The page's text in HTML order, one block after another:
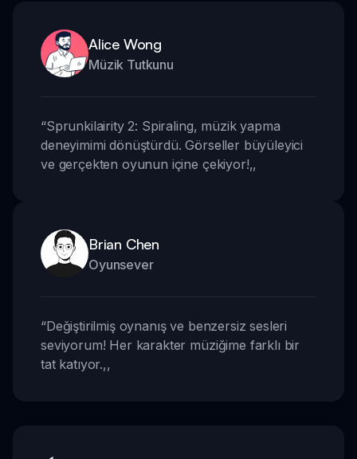
Alice Wong
Müzik Tutkunu
“Sprunkilairity 2: Spiraling, müzik yapma
deneyimimi dönüştürdü. Görseller büyüleyici
ve gerçekten oyunun içine çekiyor!,,
Brian Chen
Oyunsever
“Değiştirilmiş oynanış ve benzersiz sesleri
seviyorum! Her karakter müziğime farklı bir
tat katıyor.,,